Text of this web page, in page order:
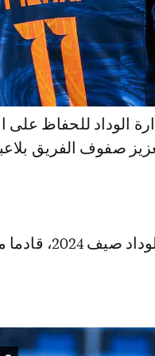
الوداد للحفاظ على
صفوف الفريق
وكان وليد ناسي، قد انضم إلى